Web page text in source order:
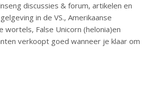
discussies & forum, artikelen en
in de VS., Amerikaanse
wortels, False Unicorn (helonia)en
verkoopt goed wanneer je klaar om